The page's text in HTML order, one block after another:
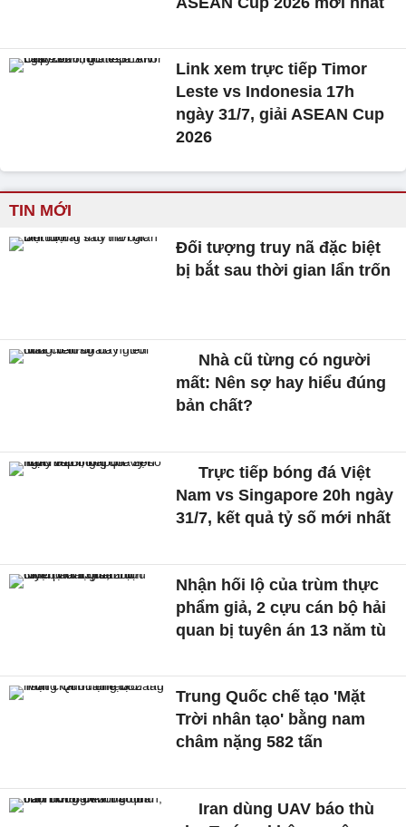
Link xem trực tiếp Timor
Leste vs Indonesia 17h
ngày 31/7, giải ASEAN Cup
2026
TIN MỚI
Đối tượng truy nã đặc biệt
bị bắt sau thời gian lẩn trốn
Nhà cũ từng có người
mất: Nên sợ hay hiểu đúng
bản chất?
Trực tiếp bóng đá Việt
Nam vs Singapore 20h ngày
31/7, kết quả tỷ số mới nhất
Nhận hối lộ của trùm thực
phẩm giả, 2 cựu cán bộ hải
quan bị tuyên án 13 năm tù
Trung Quốc chế tạo 'Mặt
Trời nhân tạo' bằng nam
châm nặng 582 tấn
Iran dùng UAV báo thù